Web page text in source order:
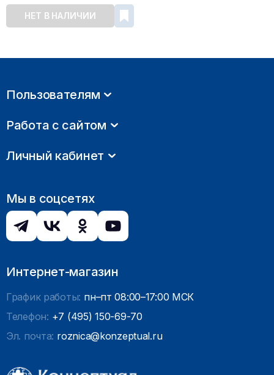
НЕТ В НАЛИЧИИ
Пользователям
Работа с сайтом
Личный кабинет
Мы в соцсетях
Интернет-магазин
График работы: пн–пт 08:00–17:00 МСК
Телефон: +7 (495) 150-69-70
Эл. почта: roznica@konzeptual.ru